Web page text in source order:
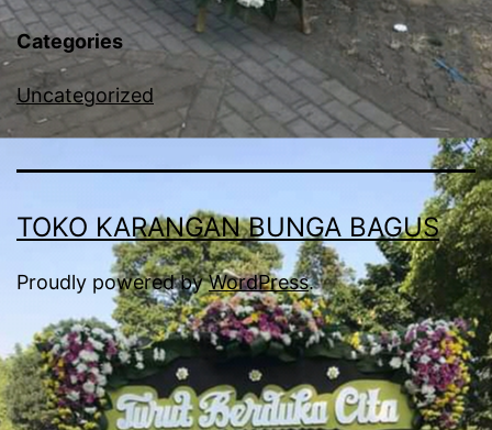
Categories
Uncategorized
TOKO KARANGAN BUNGA BAGUS
Proudly powered byWordPress.